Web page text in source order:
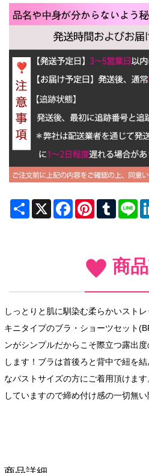
Share X FacebookPinterestTumblrLine
商
しっとりと肌に馴染む柔らかいスト
キニタイプのブラ・ショーツセット
ンがシンプルだからこそ際立つ露出
します！ブラは首後ろと背中で紐を
なバストサイズの方にご着用頂けま
していますので締め付け感の一切無い